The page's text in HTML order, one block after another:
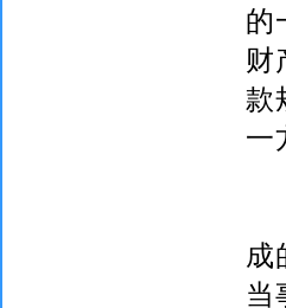
的
财
款
一
成
当